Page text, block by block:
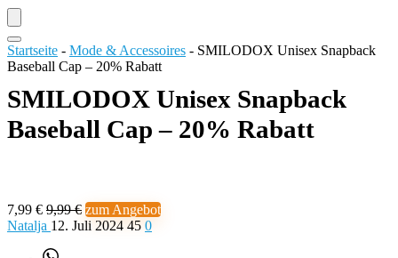
Startseite - Mode & Accessoires - SMILODOX Unisex Snapback
Baseball Cap – 20% Rabatt
SMILODOX Unisex Snapback
Baseball Cap – 20% Rabatt
7,99 € 9,99 € zum Angebot
Natalja 12. Juli 2024 45 0